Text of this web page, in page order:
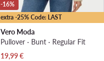
extra -25% Code: LAST
-16%
Vero Moda
Pullover · Bunt · Regular Fit
Aktueller Preis
19,99€